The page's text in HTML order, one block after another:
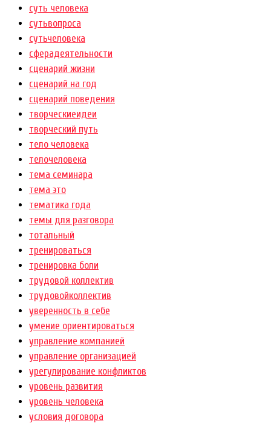
суть человека
сутьвопроса
сутьчеловека
сферадеятельности
сценарий жизни
сценарий на год
сценарий поведения
творческиеидеи
творческий путь
тело человека
телочеловека
тема семинара
тема это
тематика года
темы для разговора
тотальный
тренироваться
тренировка боли
трудовой коллектив
трудовойколлектив
уверенность в себе
умение ориентироваться
управление компанией
управление организацией
урегулирование конфликтов
уровень развития
уровень человека
условия договора